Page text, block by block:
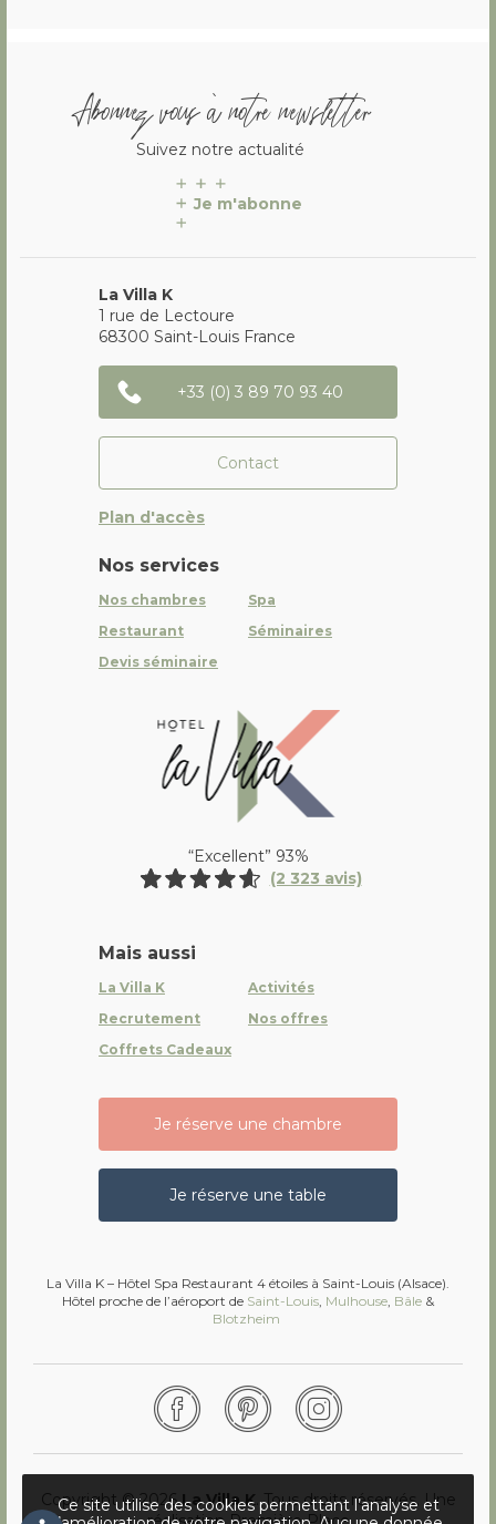
Abonnez vous à notre newsletter
Suivez notre actualité
Je m'abonne
La Villa K
1 rue de Lectoure
68300 Saint-Louis France
+33 (0) 3 89 70 93 40
Contact
Plan d'accès
Nos services
Nos chambres
Spa
Restaurant
Séminaires
Devis séminaire
La Villa K Hôtel Spa Restaurant
“Excellent” 93%
(2 323 avis)
Mais aussi
La Villa K
Activités
Recrutement
Nos offres
Coffrets Cadeaux
Je réserve une chambre
Je réserve une table
La Villa K – Hôtel Spa Restaurant 4 étoiles à Saint-Louis (Alsace).
Hôtel proche de l’aéroport de Saint-Louis Mulhouse Bâle &
Blotzheim
Copyright © 2026La Villa K. Tous droits réservés. Une
Ce site utilise des cookies permettant l’analyse et